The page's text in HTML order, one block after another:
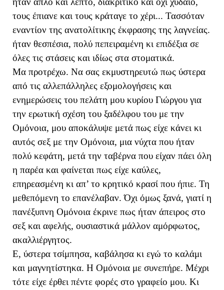
τους έπιανε και τους κράταγε το χέρι... Τασσόταν
εναντίον της ανατολίτικης έκφρασης της λαγνείας.
ήταν θεσπέσια, πολύ πεπειραμένη κι επιδέξια σε
όλες τις στάσεις και ιδίως στα στοματικά.
Μα προτρέχω. Να σας εκμυστηρευτώ πως ύστερα
από τις αλλεπάλληλες εξομολογήσεις και
ενημερώσεις του πελάτη μου κυρίου Γιώργου για
την ερωτική σχέση του ξαδέλφου του με την
Ομόνοια, μου αποκάλυψε μετά πως είχε κάνει κι
αυτός σεξ με την Ομόνοια, μια νύχτα που ήταν
πολύ κεφάτη, μετά την ταβέρνα που είχαν πάει όλη
η παρέα και φαίνεται πως είχε καύλες,
επηρεασμένη κι απ’ το κρητικό κρασί που ήπιε. Τη
μεθεπόμενη το επανέλαβαν. Όχι όμως ξανά, γιατί η
πανέξυπνη Ομόνοια έκρινε πως ήταν άπειρος στο
σεξ και αφελής, ουσιαστικά μάλλον αμόρφωτος,
ακαλλιέργητος.
Ε, ύστερα τσίμπησα, καβάλησα κι εγώ το καλάμι
και μαγνητίστηκα. Η Ομόνοια με συνεπήρε. Μέχρι
τότε είχε έρθει πέντε φορές στο γραφείο μου. Κι